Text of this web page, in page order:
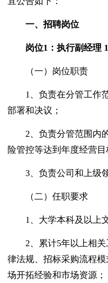
一、招聘岗位
岗位1：执行副经理
（一）岗位职责
1、负责在分管工作
部署和决议；
2、负责分管范围内
险管控等达到年度经营目
3、负责公司和上级
（二）任职要求
1、大学本科及以上
2、累计5年以上相
律法规、招标采购流程
场开拓经验和市场资源；